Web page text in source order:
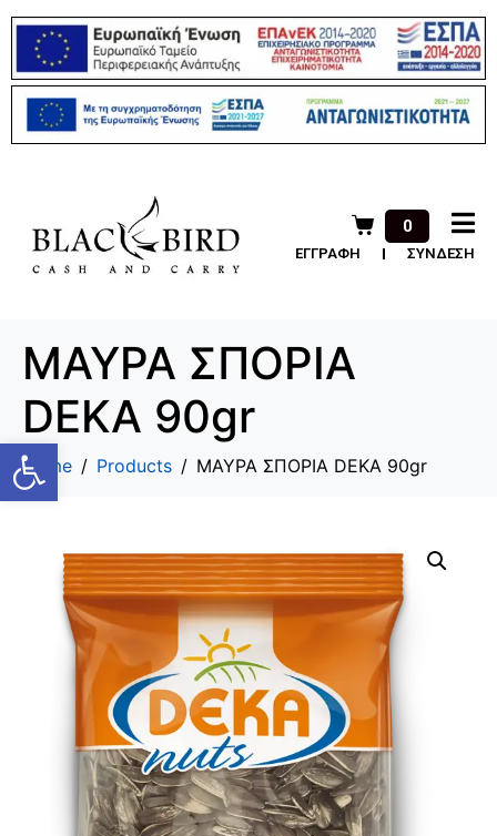
Ανοίξτε τη γραμμή εργαλείων
0
ΕΓΓΡΑΦΗ ΣΥΝΔΕΣΗ
ΜΑΥΡΑ ΣΠΟΡΙΑ
DEKA 90gr
Home Products ΜΑΥΡΑ ΣΠΟΡΙΑ DEKA 90gr